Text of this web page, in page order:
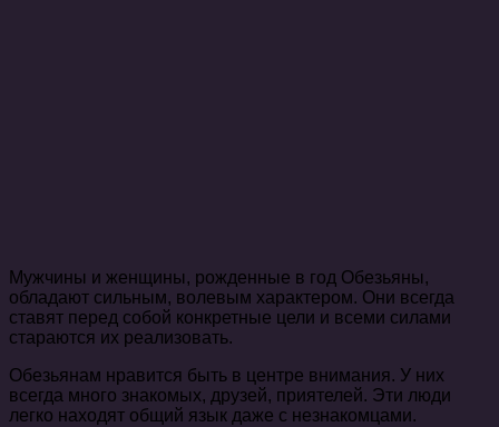
Мужчины и женщины, рожденные в год Обезьяны,
обладают сильным, волевым характером. Они всегда
ставят перед собой конкретные цели и всеми силами
стараются их реализовать.
Обезьянам нравится быть в центре внимания. У них
всегда много знакомых, друзей, приятелей. Эти люди
легко находят общий язык даже с незнакомцами.